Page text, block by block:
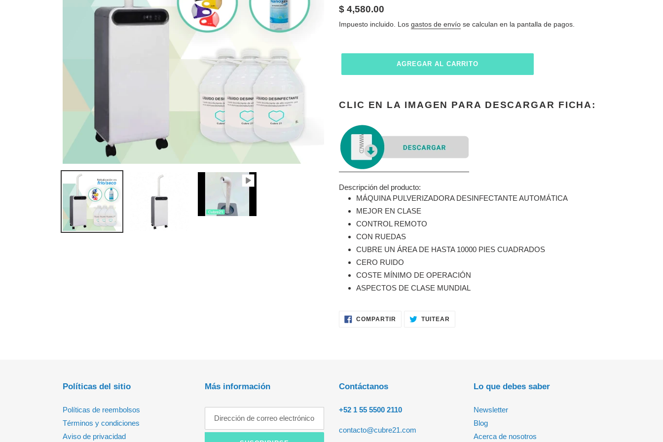
Precio
habitual
$ 4,580.00
Impuesto incluido. Los gastos de envío se calculan en la pantalla de pagos.
AGREGAR AL CARRITO
el
tu
carrito
de
compra
CLIC EN LA IMAGEN PARA DESCARGAR FICHA:
Descripción del producto:
MÁQUINA PULVERIZADORA DESINFECTANTE AUTOMÁTICA
MEJOR EN CLASE
CONTROL REMOTO
CON RUEDAS
CUBRE UN ÁREA DE HASTA 10000 PIES CUADRADOS
CERO RUIDO
COSTE MÍNIMO DE OPERACIÓN
ASPECTOS DE CLASE MUNDIAL
COMPARTIR COMPARTIRTUITEAR
Políticas del sitio
Políticas de reembolsos
Términos y condiciones
Aviso de privacidad
Más información Contáctanos
+52 1 55 5500 2110
contacto@cubre21.com
Lo que debes saber
Newsletter
Blog
Acerca de nosotros